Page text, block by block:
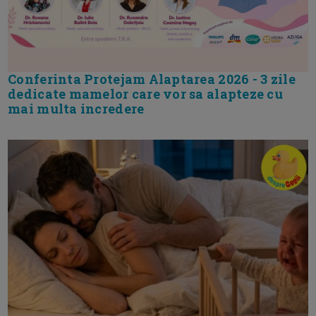
Conferinta Protejam Alaptarea 2026 - 3 zile
dedicate mamelor care vor sa alapteze cu
mai multa incredere